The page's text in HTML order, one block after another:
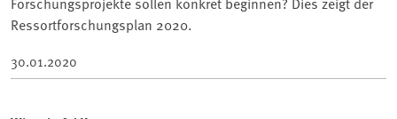
Ressortforschungsplan 2020.
30.01.2020